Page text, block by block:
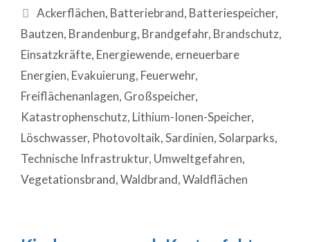
Ackerflächen, Batteriebrand, Batteriespeicher,
Bautzen, Brandenburg, Brandgefahr, Brandschutz,
Einsatzkräfte, Energiewende, erneuerbare
Energien, Evakuierung, Feuerwehr,
Freiflächenanlagen, Großspeicher,
Katastrophenschutz, Lithium-Ionen-Speicher,
Löschwasser, Photovoltaik,Sardinien,Solarparks,
Technische Infrastruktur, Umweltgefahren,
Vegetationsbrand,Waldbrand,Waldflächen